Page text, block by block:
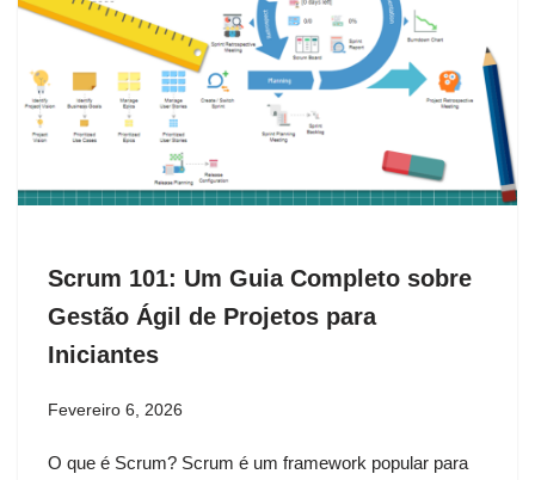
Scrum 101: Um Guia Completo sobre
Gestão Ágil de Projetos para
Iniciantes
Fevereiro 6, 2026
O que é Scrum? Scrum é um framework popular para